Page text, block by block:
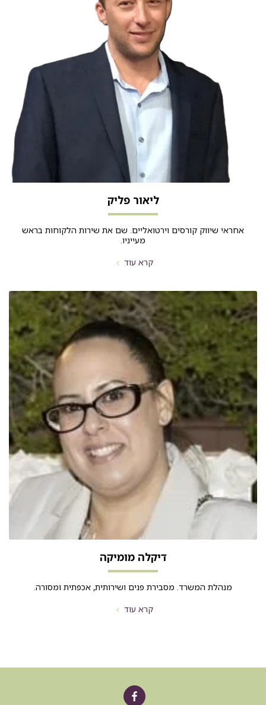
ליאור פליק
אחראי שיווק קורסים וירטואליים. שם את שירות הלקוחות בראש
מעייניו.
קרא עוד
דיקלה מומיקה
מנהלת המשרד. מסבירת פנים ושירותית, אכפתית ומסורה.
קרא עוד